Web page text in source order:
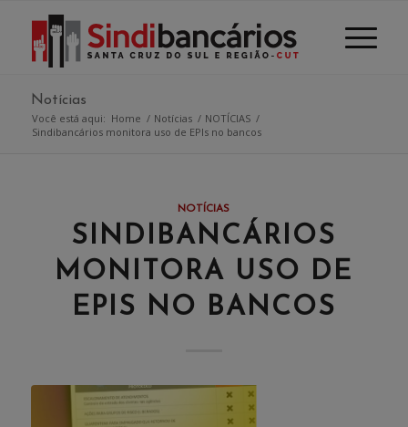
Notícias
Você está aqui: Home / Notícias / NOTÍCIAS /
Sindibancários monitora uso de EPIs no bancos
NOTÍCIAS
SINDIBANCÁRIOS
MONITORA USO DE
EPIS NO BANCOS